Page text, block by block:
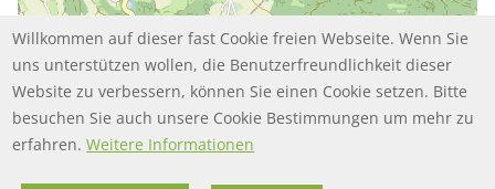
Leaflet | ©OpenStreetMapcontributors
Willkommen auf dieser fast Cookie freien Webseite. Wenn Sie
uns unterstützen wollen, die Benutzerfreundlichkeit dieser
Website zu verbessern, können Sie einen Cookie setzen. Bitte
besuchen Sie auch unsere Cookie Bestimmungen um mehr zu
erfahren. Weitere Informationen